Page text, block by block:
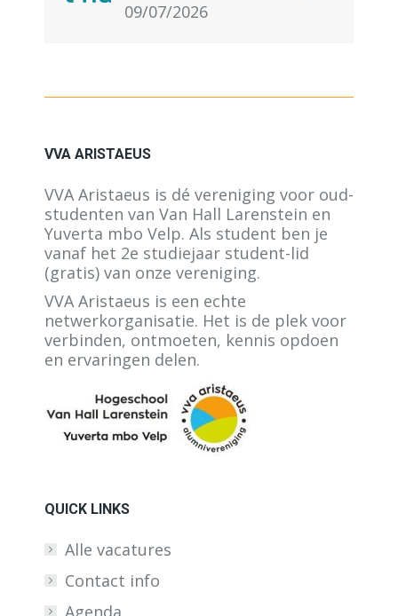
09/07/2026
VVA ARISTAEUS
VVA Aristaeus is dé vereniging voor oud-
studenten van Van Hall Larenstein en
Yuverta mbo Velp. Als student ben je
vanaf het 2e studiejaar student-lid
(gratis) van onze vereniging.
VVA Aristaeus is een echte
netwerkorganisatie. Het is de plek voor
verbinden, ontmoeten, kennis opdoen
en ervaringen delen.
QUICK LINKS
Alle vacatures
Contact info
Agenda